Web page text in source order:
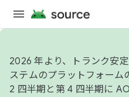
2026 年より、トランク安
ステムのプラットフォーム
2 四半期と第 4 四半期に